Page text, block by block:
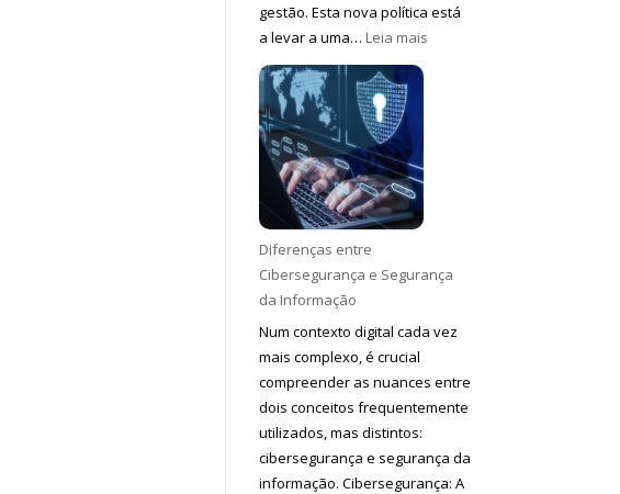
gestão. Esta nova política está
a levar a uma… Leia mais
Diferenças entre
Cibersegurança e Segurança
da Informação
Num contexto digital cada vez
mais complexo, é crucial
compreender as nuances entre
dois conceitos frequentemente
utilizados, mas distintos:
cibersegurança e segurança da
informação. Cibersegurança: A